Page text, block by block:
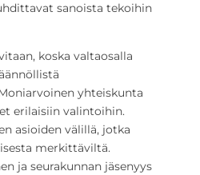
sanoista tekoihin
koska valtaosalla
yhteiskunta
erilaisiin valintoihin.
asioiden välillä, jotka
merkittäviltä.
ja seurakunnan jäsenyys